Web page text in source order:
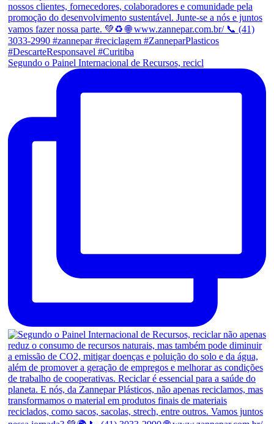
Segundo o Painel Internacional de Recursos, recicl